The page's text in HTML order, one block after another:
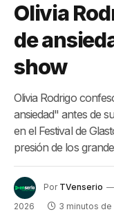
Olivia
de
show
Olivia Rodrigo
ansiedad" antes de
en el Festival de
presión de los
Por TVenserio
2026
3 minutos de